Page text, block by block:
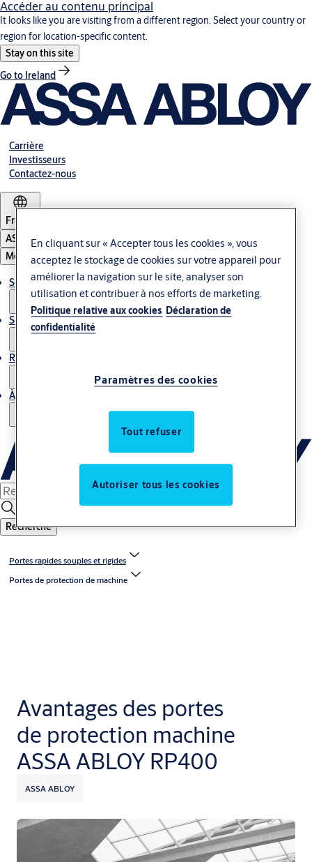
Accéder au contenu principal
It looks like you are visiting from a different region. Select your country or
region for location-specific content.
Stay on this site
Go to Ireland
Carrière
Investisseurs
Contactez-nous
France
ASSA ABLOY Group
Menu
Solutions
Service
Reportages
À propos de nous
Recherche
Portes rapides souples et rigides
Portes de protection de machine
Avantages des portes
de protection machine
ASSA ABLOY RP400
ASSA ABLOY
En cliquant sur « Accepter tous les cookies », vous
acceptez le stockage de cookies sur votre appareil pour
améliorer la navigation sur le site, analyser son
utilisation et contribuer à nos efforts de marketing.
Politique relative aux cookies Déclaration de
confidentialité
Paramètres des cookies
Tout refuser
Autoriser tous les cookies